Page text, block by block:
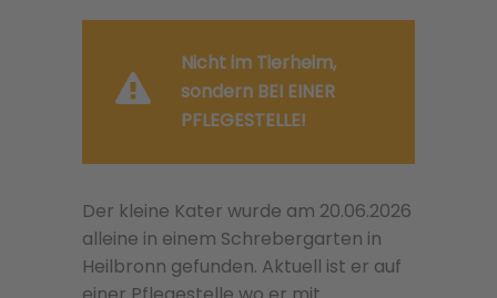
Nicht im Tierheim,
sondern BEI EINER
PFLEGESTELLE!
Der kleine Kater wurde am 20.06.2026
alleine in einem Schrebergarten in
Heilbronn gefunden. Aktuell ist er auf